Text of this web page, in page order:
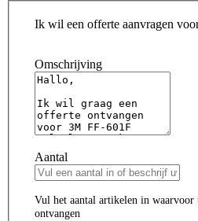
Ik wil een offerte aanvragen
Omschrijving
Aantal
Vul het aantal artikelen in
ontvangen